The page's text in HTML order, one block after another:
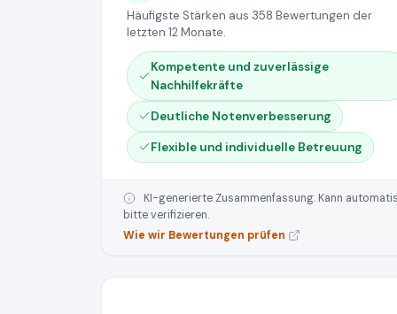
Häufigste Stärken aus 358 Bewertungen der
letzten 12 Monate.
Kompetente und zuverlässige
Nachhilfekräfte
Deutliche Notenverbesserung
Flexible und individuelle Betreuung
KI-generierte Zusammenfassung. Kann
bitte verifizieren.
Wie wir Bewertungen prüfen